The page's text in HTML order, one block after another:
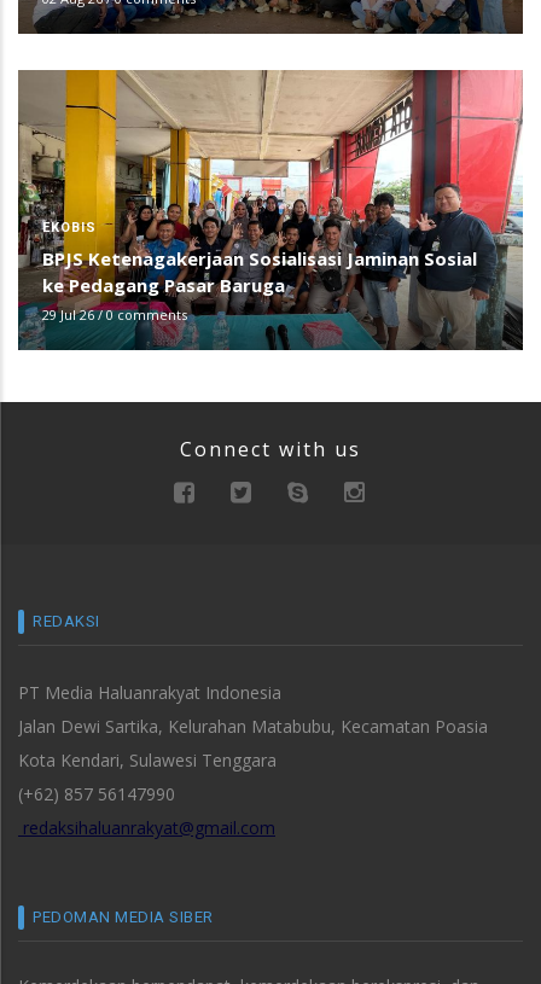
EKOBIS
BPJS Ketenagakerjaan Sosialisasi Jaminan Sosial
ke Pedagang Pasar Baruga
29 Jul 26/0 comments
Connect with us
REDAKSI
PT Media Haluanrakyat Indonesia
Jalan Dewi Sartika, Kelurahan Matabubu, Kecamatan Poasia
Kota Kendari, Sulawesi Tenggara
(+62) 857 56147990
redaksihaluanrakyat@gmail.com
PEDOMAN MEDIA SIBER